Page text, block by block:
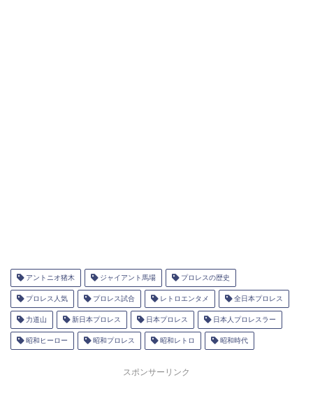
アントニオ猪木 ジャイアント馬場 プロレスの歴史
プロレス人気 プロレス試合 レトロエンタメ 全日本プロレス
力道山 新日本プロレス 日本プロレス 日本人プロレスラー
昭和ヒーロー 昭和プロレス 昭和レトロ 昭和時代
スポンサーリンク